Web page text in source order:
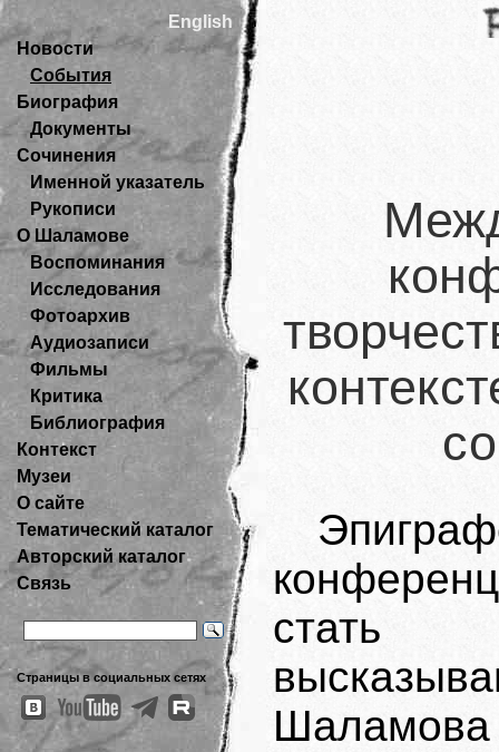
English
Новости
События
Биография
Документы
Сочинения
Именной указатель
Рукописи
О Шаламове
Воспоминания
Исследования
Фотоархив
Аудиозаписи
Фильмы
Критика
Библиография
Контекст
Музеи
О сайте
Тематический каталог
Авторский каталог
Связь
Страницы в социальных сетях
стать
Шаламова